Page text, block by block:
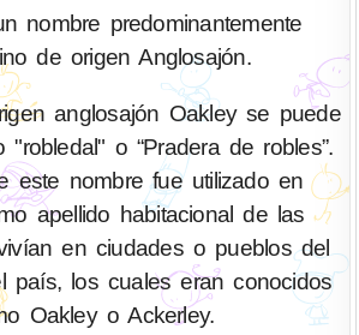
nombre predominantemente
de origen Anglosajón.
anglosajón Oakley se puede
"robledal" o “Pradera de robles”.
este nombre fue utilizado en
apellido habitacional de las
en ciudades o pueblos del
país, los cuales eran conocidos
Oakley o Ackerley.